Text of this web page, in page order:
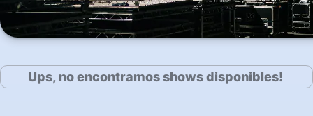
Ups, no encontramos shows disponibles!